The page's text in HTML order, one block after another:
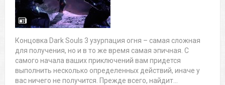
Концовка Dark Souls 3 узурпация огня – самая сложная
для получения, но и в то же время самая эпичная. С
самого начала ваших приключений вам придется
выполнить несколько определенных действий, иначе у
вас ничего не получится. Прежде всего, найдит...